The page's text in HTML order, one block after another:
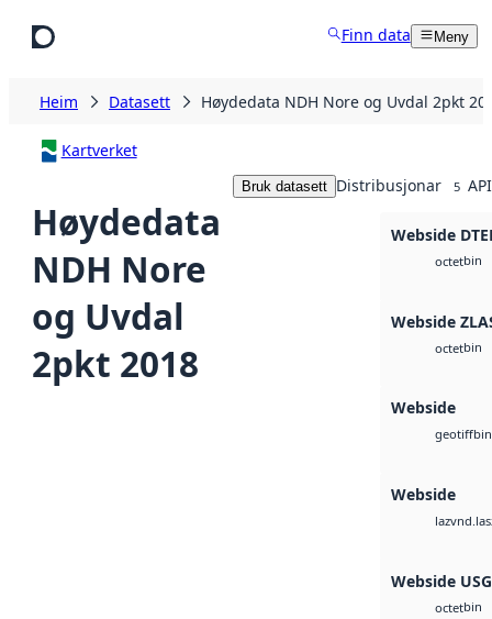
Finn data Meny
Heim Datasett Høydedata NDH Nore og Uvdal 2pkt
Kartverket
Høydedata
NDH Nore
og Uvdal
2pkt 2018
Bruk datasett Distribusjonar 5
Webside
octetbin
Webside
octetbin
Webside
geotiffbin
Webside
laz
Webside
octetbin